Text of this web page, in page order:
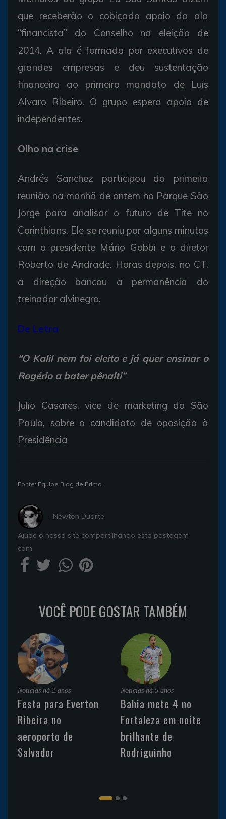
que receberão o cobiçado apoio da ala
“financista” do Conselho na eleição de
2014. A ala é formada por executivos de
grandes empresas e deu sustentação
financeira ao primeiro mandato de Luis
Alvaro Ribeiro. O grupo espera apoio de
independentes.
Olho na crise
Andrés Sanchez participou da primeira
reunião na manhã de ontem no Parque São
Jorge para analisar o futuro de Tite no
Corinthians. Ele se reuniu por alguns minutos
com o presidente Mário Gobbi e o diretor
Roberto de Andrade. Horas depois, no CT,
a direção bancou a permanência do
treinador alvinegro.
De Letra
“O Kalil nem foi eleito e já quer ensinar o
Rogério a bater pênalti”
Julio Casares, vice de marketing do São
Paulo, sobre o candidato de oposição à
Presidência
Fonte: Equipe Blog de Prima
- Newton Duarte
Ajude o nosso site compartilhando esta postagem
com
VOCÊ PODE GOSTAR TAMBÉM
Noticias há 2 anos
Festa para Everton
Ribeira no
aeroporto de
Salvador
Noticias há 5 anos
Bahia mete 4 no
Fortaleza em noite
brilhante de
Rodriguinho